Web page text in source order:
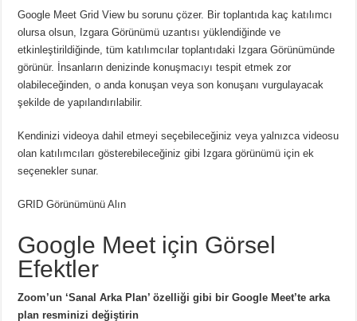
Google Meet Grid View bu sorunu çözer. Bir toplantıda kaç katılımcı
olursa olsun, Izgara Görünümü uzantısı yüklendiğinde ve
etkinleştirildiğinde, tüm katılımcılar toplantıdaki Izgara Görünümünde
görünür. İnsanların denizinde konuşmacıyı tespit etmek zor
olabileceğinden, o anda konuşan veya son konuşanı vurgulayacak
şekilde de yapılandırılabilir.
Kendinizi videoya dahil etmeyi seçebileceğiniz veya yalnızca videosu
olan katılımcıları gösterebileceğiniz gibi Izgara görünümü için ek
seçenekler sunar.
GRID Görünümünü Alın
Google Meet için Görsel
Efektler
Zoom’un ‘Sanal Arka Plan’ özelliği gibi bir Google Meet’te arka
plan resminizi değiştirin